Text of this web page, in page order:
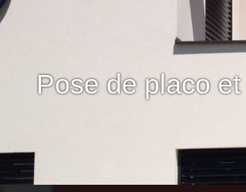
Pose de placo